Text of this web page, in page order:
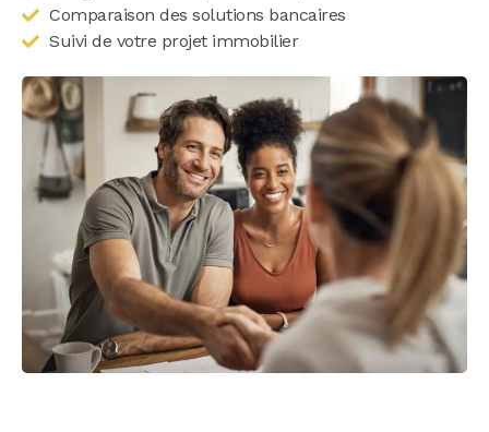
Comparaison des solutions bancaires
Suivi de votre projet immobilier